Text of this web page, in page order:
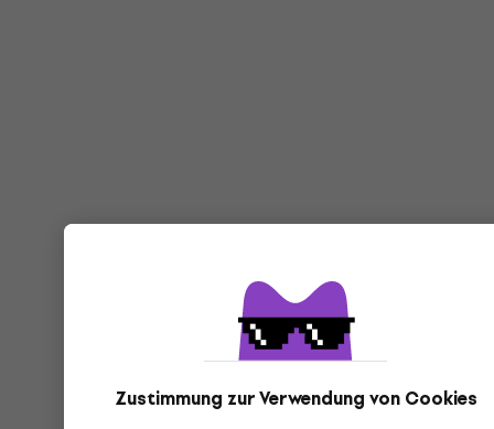
Zustimmung zur Verwendung von Cookies